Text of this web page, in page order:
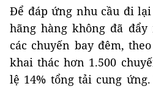
Để đáp ứng nhu cầu đi lại
hãng hàng không đã
các chuyến bay đêm,
khai thác hơn 1.500
lệ 14% tổng tải cung